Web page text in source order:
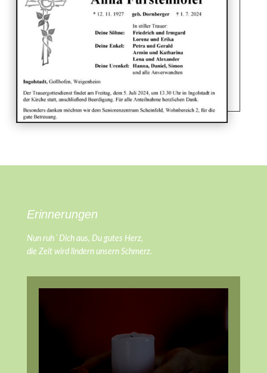
Erinnerungen
Nun ruh´ Dich aus, Du gutes Herz,
die Zeit wird lindern unsern Schmerz.